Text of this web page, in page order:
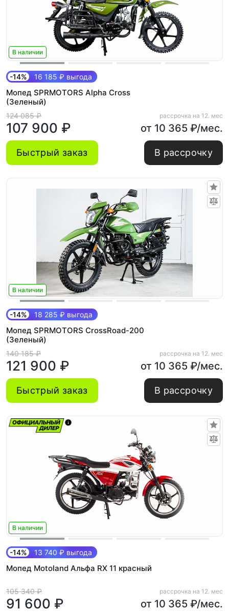
В наличии
-14% 16 185 ₽ выгода
Мопед SPRMOTORS Alpha Cross
(Зеленый)
124 085 ₽
107 900 ₽
рассрочка на 12. мес
от 10 365 ₽/мес.
Быстрый заказ В рассрочку
В наличии
-14% 18 285 ₽ выгода
Мопед SPRMOTORS CrossRoad-200
(Зеленый)
140 185 ₽
121 900 ₽
рассрочка на 12. мес
от 10 365 ₽/мес.
Быстрый заказ В рассрочку
В наличии
-14% 13 740 ₽ выгода
Мопед Motoland Альфа RX 11 красный
105 340 ₽
91 600 ₽
рассрочка на 12. мес
от 10 365 ₽/мес.